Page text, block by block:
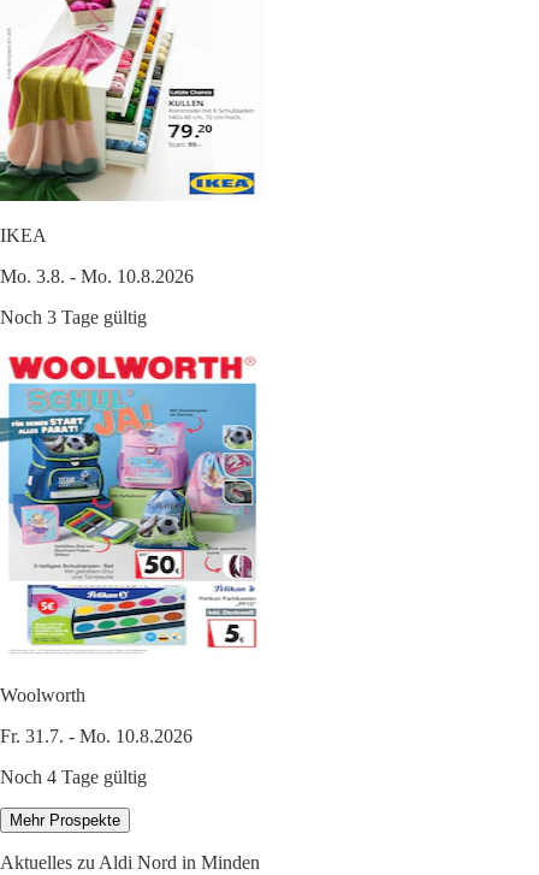
IKEA
Mo. 3.8. - Mo. 10.8.2026
Noch 3 Tage gültig
Woolworth
Fr. 31.7. - Mo. 10.8.2026
Noch 4 Tage gültig
Mehr Prospekte
Aktuelles zu Aldi Nord in Minden